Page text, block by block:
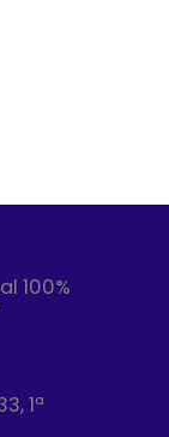
100%
1ª